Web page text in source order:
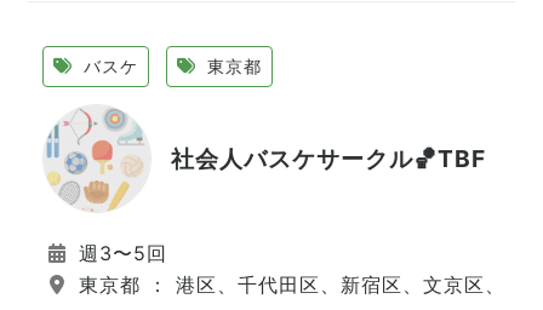
バスケ 東京都
社会人バスケサークル🏀TBF
週3〜5回
東京都 ： 港区、千代田区、新宿区、文京区、江